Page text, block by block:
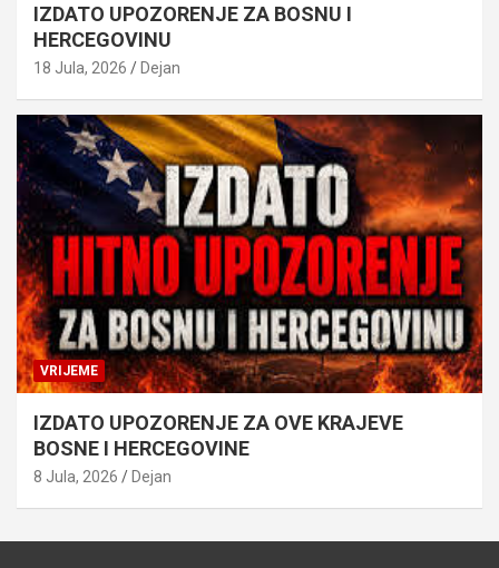
IZDATO UPOZORENJE ZA BOSNU I
HERCEGOVINU
18 Jula, 2026 Dejan
VRIJEME
IZDATO UPOZORENJE ZA OVE KRAJEVE
BOSNE I HERCEGOVINE
8 Jula, 2026 Dejan